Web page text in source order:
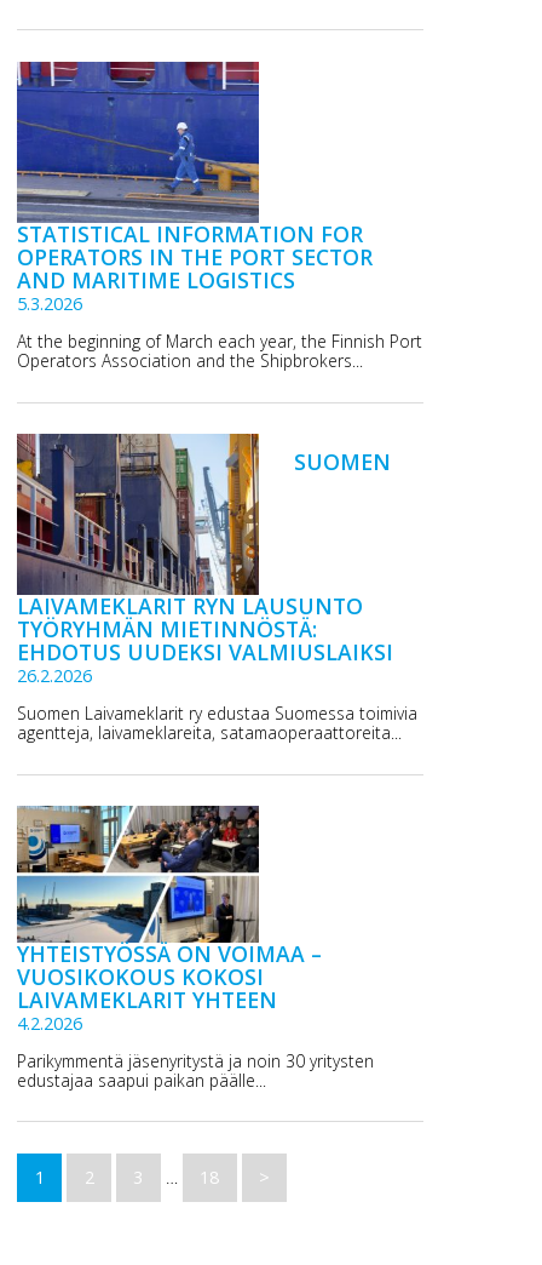
STATISTICAL INFORMATION FOR
OPERATORS IN THE PORT SECTOR
AND MARITIME LOGISTICS
5.3.2026
At the beginning of March each year, the Finnish Port
Operators Association and the Shipbrokers...
SUOMEN
LAIVAMEKLARIT RYN LAUSUNTO
TYÖRYHMÄN MIETINNÖSTÄ:
EHDOTUS UUDEKSI VALMIUSLAIKSI
26.2.2026
Suomen Laivameklarit ry edustaa Suomessa toimivia
agentteja, laivameklareita, satamaoperaattoreita...
YHTEISTYÖSSÄ ON VOIMAA –
VUOSIKOKOUS KOKOSI
LAIVAMEKLARIT YHTEEN
4.2.2026
Parikymmentä jäsenyritystä ja noin 30 yritysten
edustajaa saapui paikan päälle...
1 2 3 18 >